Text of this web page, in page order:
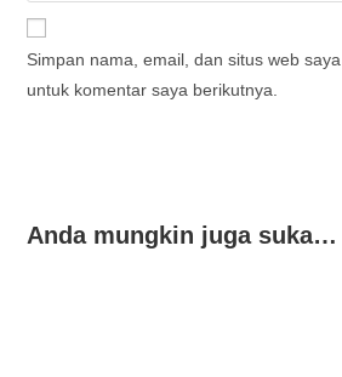
Simpan nama, email, dan situs web
untuk komentar saya berikutnya.
Anda mungkin juga suka…